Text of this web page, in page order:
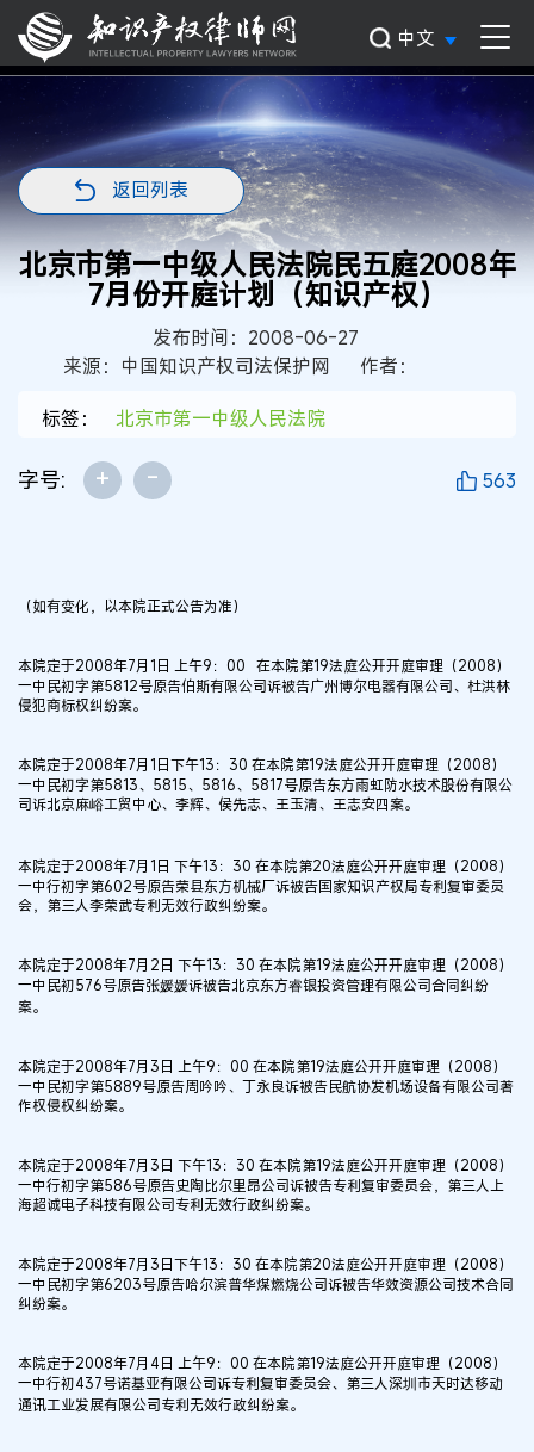
中文
返回列表
北京市第一中级人民法院民五庭2008年
7月份开庭计划（知识产权）
发布时间：2008-06-27
来源：中国知识产权司法保护网
作者：
标签：
北京市第一中级人民法院
字号: + - 563
（如有变化，以本院正式公告为准）
本院定于2008年7月1日 上午9：00 在本院第19法庭公开开庭审理（2008）
一中民初字第5812号原告伯斯有限公司诉被告广州博尔电器有限公司、杜洪林
侵犯商标权纠纷案。
本院定于2008年7月1日下午13：30 在本院第19法庭公开开庭审理（2008）
一中民初字第5813、5815、5816、5817号原告东方雨虹防水技术股份有限公
司诉北京麻峪工贸中心、李辉、侯先志、王玉清、王志安四案。
本院定于2008年7月1日 下午13：30 在本院第20法庭公开开庭审理（2008）
一中行初字第602号原告荣县东方机械厂诉被告国家知识产权局专利复审委员
会，第三人李荣武专利无效行政纠纷案。
本院定于2008年7月2日 下午13：30 在本院第19法庭公开开庭审理（2008）
一中民初576号原告张媛媛诉被告北京东方睿银投资管理有限公司合同纠纷
案。
本院定于2008年7月3日 上午9：00 在本院第19法庭公开开庭审理（2008）
一中民初字第5889号原告周吟吟、丁永良诉被告民航协发机场设备有限公司著
作权侵权纠纷案。
本院定于2008年7月3日 下午13：30 在本院第19法庭公开开庭审理（2008）
一中行初字第586号原告史陶比尔里昂公司诉被告专利复审委员会，第三人上
海超诚电子科技有限公司专利无效行政纠纷案。
本院定于2008年7月3日下午13：30 在本院第20法庭公开开庭审理（2008）
一中民初字第6203号原告哈尔滨普华煤燃烧公司诉被告华效资源公司技术合同
纠纷案。
本院定于2008年7月4日 上午9：00 在本院第19法庭公开开庭审理（2008）
一中行初437号诺基亚有限公司诉专利复审委员会、第三人深圳市天时达移动
通讯工业发展有限公司专利无效行政纠纷案。